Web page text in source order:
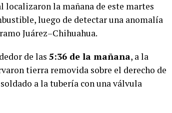
localizaron la mañana de este martes
luego de detectar una anomalía
Juárez–Chihuahua.
de las 5:36 de la mañana, a la
tierra removida sobre el derecho de
a la tubería con una válvula